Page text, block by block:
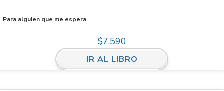
Para alguien que me espera
$7,590
IR AL LIBRO